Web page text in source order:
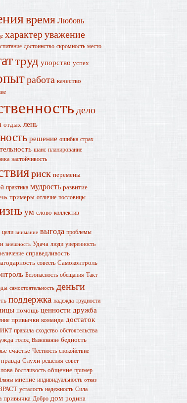
времяЛюбовь
характеруважение
достоинство скромность место
труд упорство успех
работа качество
дело
отдых лень
решение ошибка страх
шанс планирование
настойчивость
риск перемены
практика мудрость развитие
примеры отличие пословицы
ум слово коллектив
цели внимание выгода проблемы
внешность Удача люди уверенность
справедливость
совесть Самоконтроль
Безопасность обещания Такт
самостоятельность деньги
поддержка надежда трудности
помощь ценности дружба
привычки команда достаток
правила сходство обстоятельства
голод Выживание бедность
счастье Честность спокойствие
правда Слухи решения совет
болтливость общение пример
мнение индивидуальность отказ
усталость надежность Сила
привычка Добро дом родина